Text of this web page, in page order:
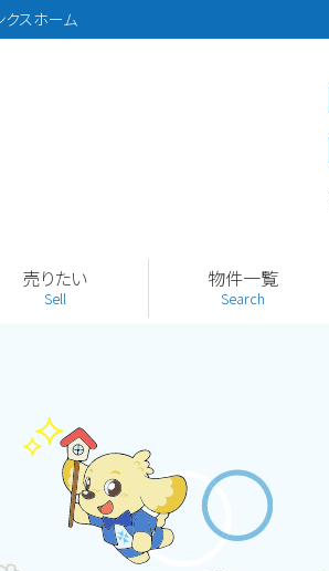
クスホーム
売りたい
Sell
物件一覧
Search